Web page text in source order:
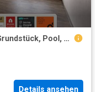
1 3 Familienhaus mit großem Grundstück, Pool, Garagen | Zahlreiche Nebengelasse für Hobby & Gewerbe
Details ansehen